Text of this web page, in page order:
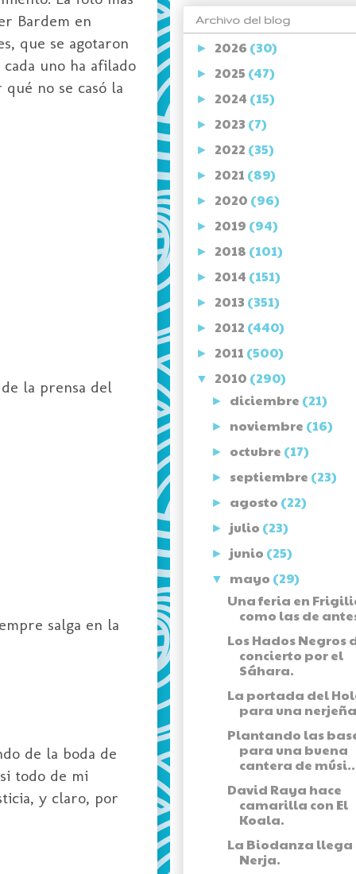
Bardem en
que se agotaron
uno ha afilado
no se casó la
la prensa del
salga en la
de la boda de
todo de mi
y claro, por
Archivo del blog
► 2026 (30)
► 2025 (47)
► 2024 (15)
► 2023 (7)
► 2022 (35)
► 2021 (89)
► 2020 (96)
► 2019 (94)
► 2018 (101)
► 2014 (151)
► 2013 (351)
► 2012 (440)
► 2011 (500)
▼ 2010 (290)
► diciembre (21)
► noviembre (16)
► octubre (17)
► septiembre (23)
► agosto (22)
► julio (23)
► junio (25)
▼ mayo (29)
Una feria en
como las de
Los Hados Negros
concierto por el
Sáhara.
La portada del
para una
Plantando las
para una buena
cantera de
David Raya hace
camarilla con El
Koala.
La Biodanza llega
Nerja.